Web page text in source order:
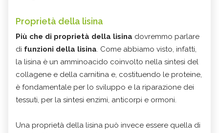
Proprietà della lisina
Più che di proprietà della lisina dovremmo parlare
di funzioni della lisina. Come abbiamo visto, infatti,
la lisina è un amminoacido coinvolto nella sintesi del
collagene e della carnitina e, costituendo le proteine,
è fondamentale per lo sviluppo e la riparazione dei
tessuti, per la sintesi enzimi, anticorpi e ormoni.
Una proprietà della lisina può invece essere quella di